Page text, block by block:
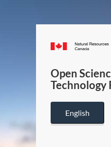
Open
Technology
English